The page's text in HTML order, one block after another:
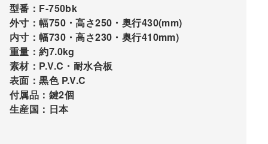
型番：F-750bk
外寸：幅750・高さ250・奥行430(mm)
内寸：幅730・高さ230・奥行410mm)
重量：約7.0kg
素材：P.V.C・耐水合板
表面：黒色 P.V.C
付属品：鍵2個
生産国：日本